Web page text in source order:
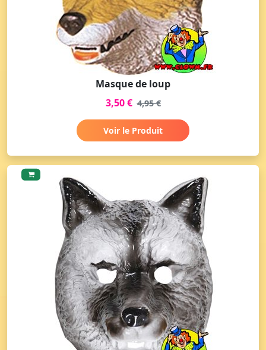
Masque de loup
3,50 € 4,95 €
Voir le Produit